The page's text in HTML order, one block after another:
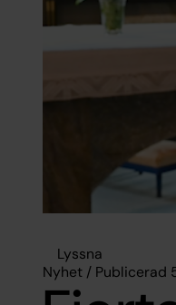
Lyssna
Nyhet / Publicerad